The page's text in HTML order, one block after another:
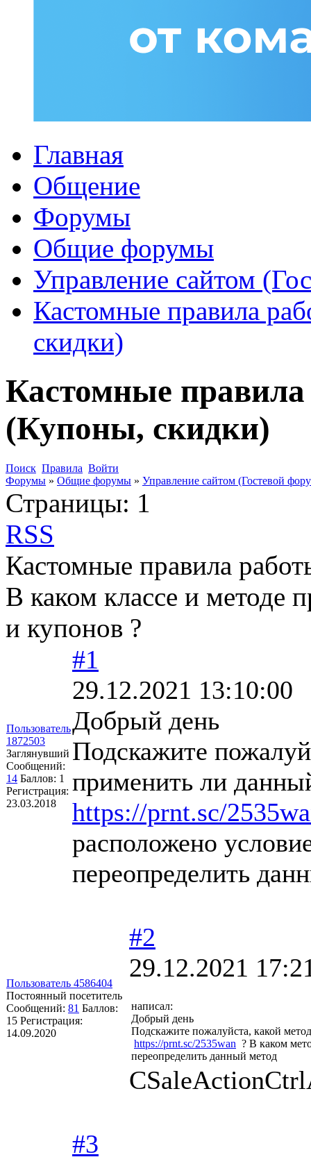
Главная
Общение
Форумы
Общие форумы
Управление сайтом
Кастомные правила
скидки)
Кастомные
(Купоны, скидки)
Поиск Правила Войти
Форумы » Общие форумы » Управление сайтом (Гостевой
Страницы: 1
RSS
Кастомные правила
В каком классе и методе
и купонов ?
Пользователь
1872503
Заглянувший
Сообщений:
14 Баллов: 1
Регистрация:
23.03.2018
#1
29.12.2021 13:10:00
Добрый день
Подскажите
применить ли
https://prnt.sc/
расположено
переопределить
Пользователь 4586404
Постоянный посетитель
Сообщений: 81 Баллов:
15 Регистрация:
14.09.2020
#2
29.12.2021
написал:
Добрый день
Подскажите пожалуйста, какой
https://prnt.sc/2535wan ? В каком
переопределить данный метод
#3